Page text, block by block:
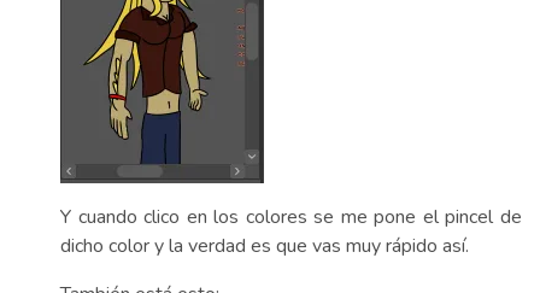
Y cuando clico en los colores se me pone el pincel de
dicho color y la verdad es que vas muy rápido así.